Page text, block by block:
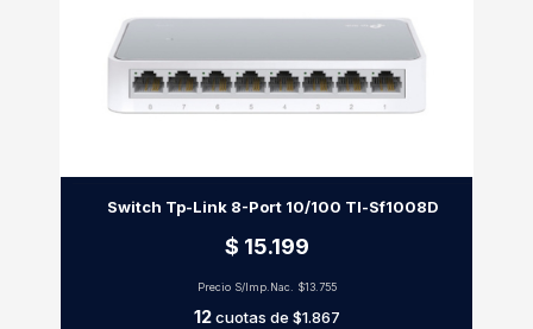
Switch Tp-Link 8-Port 10/100 Tl-Sf1008D
$ 15.199
Precio S/Imp.Nac. $13.755
12cuotas de $1.867